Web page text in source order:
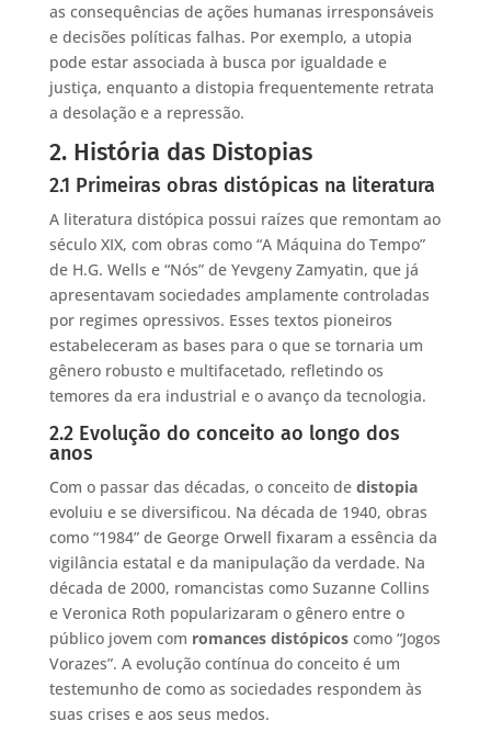
as consequências de ações humanas irresponsáveis
e decisões políticas falhas. Por exemplo, a utopia
pode estar associada à busca por igualdade e
justiça, enquanto a distopia frequentemente retrata
a desolação e a repressão.
2. História das Distopias
2.1 Primeiras obras distópicas na literatura
A literatura distópica possui raízes que remontam ao
século XIX, com obras como “A Máquina do Tempo”
de H.G. Wells e “Nós” de Yevgeny Zamyatin, que já
apresentavam sociedades amplamente controladas
por regimes opressivos. Esses textos pioneiros
estabeleceram as bases para o que se tornaria um
gênero robusto e multifacetado, refletindo os
temores da era industrial e o avanço da tecnologia.
2.2 Evolução do conceito ao longo dos
anos
Com o passar das décadas, o conceito de distopia
evoluiu e se diversificou. Na década de 1940, obras
como “1984” de George Orwell fixaram a essência da
vigilância estatal e da manipulação da verdade. Na
década de 2000, romancistas como Suzanne Collins
e Veronica Roth popularizaram o gênero entre o
público jovem com romances distópicoscomo “Jogos
Vorazes”. A evolução contínua do conceito é um
testemunho de como as sociedades respondem às
suas crises e aos seus medos.